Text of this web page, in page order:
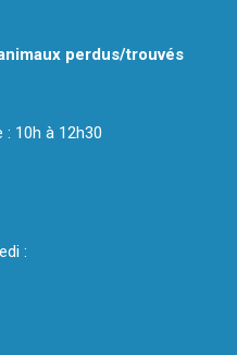
perdus/trouvés
10h à 12h30
: